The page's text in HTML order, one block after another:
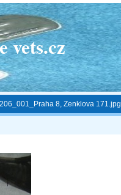
vets.cz
8, Zenklova 171.jpg